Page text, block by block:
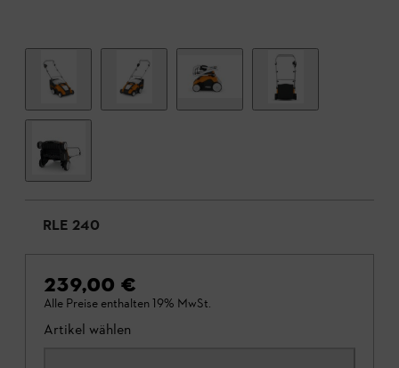
RLE 240
239,00 €
Alle Preise enthalten 19% MwSt.
Artikel wählen